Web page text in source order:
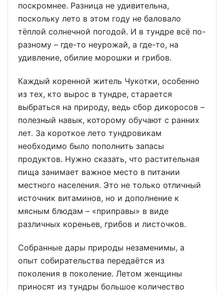
поскромнее. Разница не удивительна,
поскольку лето в этом году не баловало
тёплой солнечной погодой. И в тундре всё по-
разному – где-то неурожай, а где-то, на
удивление, обилие морошки и грибов.
Каждый коренной житель Чукотки, особенно
из тех, кто вырос в тундре, старается
выбраться на природу, ведь сбор дикоросов –
полезный навык, которому обучают с ранних
лет. За короткое лето тундровикам
необходимо было пополнить запасы
продуктов. Нужно сказать, что растительная
пища занимает важное место в питании
местного населения. Это не только отличный
источник витаминов, но и дополнение к
мясным блюдам – «приправы» в виде
различных кореньев, грибов и листочков.
Собранные дары природы незаменимы, а
опыт собирательства передаётся из
поколения в поколение. Летом женщины
приносят из тундры большое количество